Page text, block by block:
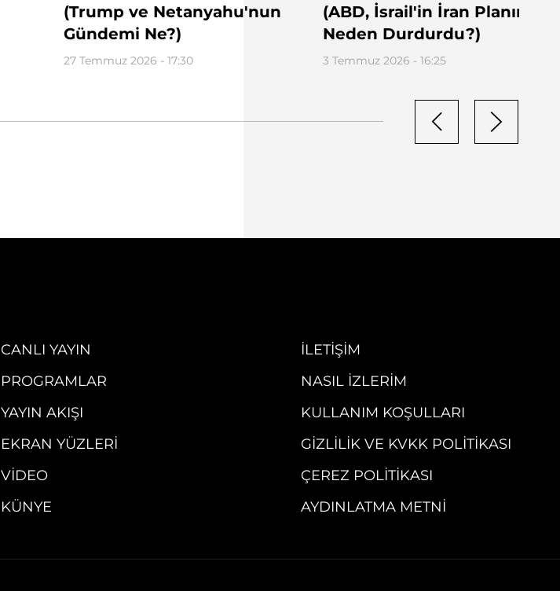
(Trump ve Netanyahu'nun
Gündemi Ne?)
27 Temmuz 2026 - 17:30
(ABD, İsrail'in İran Planını
Neden Durdurdu?)
3 Temmuz 2026 - 16:25
CANLI YAYIN
PROGRAMLAR
YAYIN AKIŞI
EKRAN YÜZLERI
VIDEO
KÜNYE
İLETIŞIM
NASIL İZLERIM
KULLANIM KOŞULLARI
GIZLILIK VE KVKK POLITIKASI
ÇEREZ POLITIKASI
AYDINLATMA METNI